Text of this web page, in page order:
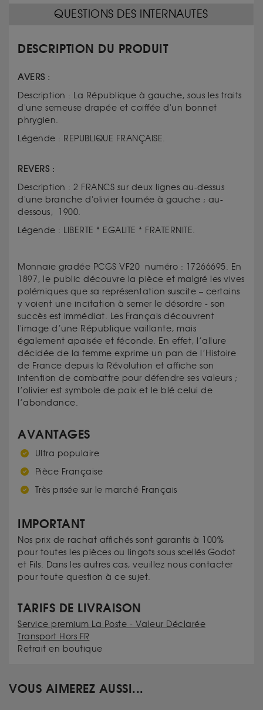
QUESTIONS DES INTERNAUTES
DESCRIPTION DU PRODUIT
AVERS :
Description : La République à gauche, sous les traits
d'une semeuse drapée et coiffée d'un bonnet
phrygien.
Légende : REPUBLIQUE FRANÇAISE.
REVERS :
Description : 2 FRANCS sur deux lignes au-dessus
d'une branche d'olivier tournée à gauche ; au-
dessous, 1900.
Légende : LIBERTE * EGALITE * FRATERNITE.
Monnaie gradée PCGS VF20 numéro : 17266695. En
1897, le public découvre la pièce et malgré les vives
polémiques que sa représentation suscite – certains
y voient une incitation à semer le désordre - son
succès est immédiat. Les Français découvrent
l'image d’une République vaillante, mais
également apaisée et féconde. En effet, l’allure
décidée de la femme exprime un pan de l’Histoire
de France depuis la Révolution et affiche son
intention de combattre pour défendre ses valeurs ;
l’olivier est symbole de paix et le blé celui de
l’abondance.
AVANTAGES
Ultra populaire
Pièce Française
Très prisée sur le marché Français
IMPORTANT
Nos prix de rachat affichés sont garantis à 100%
pour toutes les pièces ou lingots sous scellés Godot
et Fils. Dans les autres cas, veuillez nous contacter
pour toute question à ce sujet.
TARIFS DE LIVRAISON
Service premium La Poste - Valeur Déclarée
Transport Hors FR
Retrait en boutique
VOUS AIMEREZ AUSSI...